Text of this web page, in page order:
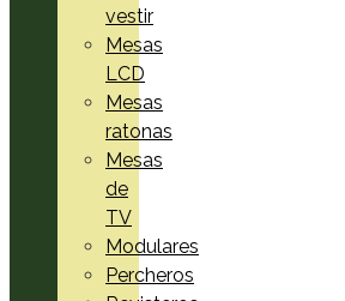
vestir
Mesas
LCD
Mesas
ratonas
Mesas
de
TV
Modulares
Percheros